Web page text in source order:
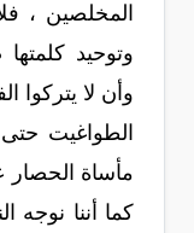
المخلصين ،
وتوحيد
وأن لا يتركوا
الطواغيت
مأساة
كما أننا نوجه